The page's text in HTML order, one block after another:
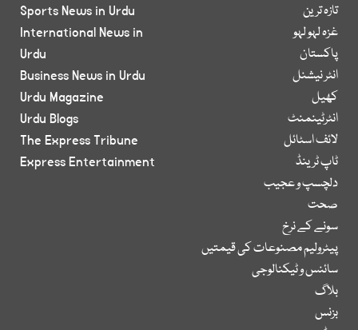
تازہ ترین
غزہ لہو لہو
پاکستان
انٹر نیشنل
کھیل
انٹرٹینمنٹ
لائف اسٹائل
ٹاپ ٹرینڈ
دلچسپ و عجیب
صحت
سونے کے نرخ
پیٹرولیم مصنوعات کی قیمتیں
سائنس و ٹیکنالوجی
بلاگ
بزنس
Sports News in Urdu
International News in
Urdu
Business News in Urdu
Urdu Magazine
Urdu Blogs
The Express Tribune
Express Entertainment